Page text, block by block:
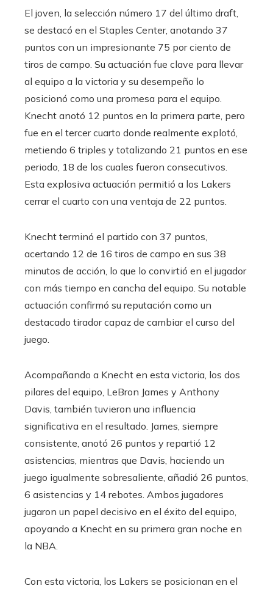
El joven, la selección número 17 del último draft,
se destacó en el Staples Center, anotando 37
puntos con un impresionante 75 por ciento de
tiros de campo. Su actuación fue clave para llevar
al equipo a la victoria y su desempeño lo
posicionó como una promesa para el equipo.
Knecht anotó 12 puntos en la primera parte, pero
fue en el tercer cuarto donde realmente explotó,
metiendo 6 triples y totalizando 21 puntos en ese
periodo, 18 de los cuales fueron consecutivos.
Esta explosiva actuación permitió a los Lakers
cerrar el cuarto con una ventaja de 22 puntos.
Knecht terminó el partido con 37 puntos,
acertando 12 de 16 tiros de campo en sus 38
minutos de acción, lo que lo convirtió en el jugador
con más tiempo en cancha del equipo. Su notable
actuación confirmó su reputación como un
destacado tirador capaz de cambiar el curso del
juego.
Acompañando a Knecht en esta victoria, los dos
pilares del equipo, LeBron James y Anthony
Davis, también tuvieron una influencia
significativa en el resultado. James, siempre
consistente, anotó 26 puntos y repartió 12
asistencias, mientras que Davis, haciendo un
juego igualmente sobresaliente, añadió 26 puntos,
6 asistencias y 14 rebotes. Ambos jugadores
jugaron un papel decisivo en el éxito del equipo,
apoyando a Knecht en su primera gran noche en
la NBA.
Con esta victoria, los Lakers se posicionan en el